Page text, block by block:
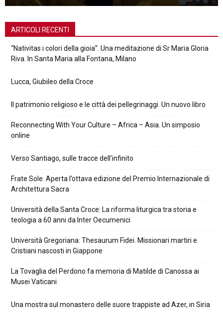
ARTICOLI RECENTI
“Nativitas i colori della gioia”. Una meditazione di Sr Maria Gloria
Riva. In Santa Maria alla Fontana, Milano
Lucca, Giubileo della Croce
Il patrimonio religioso e le città dei pellegrinaggi. Un nuovo libro
Reconnecting With Your Culture – Africa – Asia. Un simposio
online
Verso Santiago, sulle tracce dell’infinito
Frate Sole. Aperta l’ottava edizione del Premio Internazionale di
Architettura Sacra
Università della Santa Croce: La riforma liturgica tra storia e
teologia a 60 anni da Inter Oecumenici
Università Gregoriana: Thesaurum Fidei. Missionari martiri e
Cristiani nascosti in Giappone
La Tovaglia del Perdono fa memoria di Matilde di Canossa ai
Musei Vaticani
Una mostra sul monastero delle suore trappiste ad Azer, in Siria